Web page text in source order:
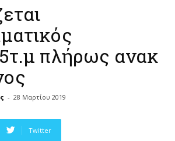
πλήρως ανακ
- 28 Μαρτίου 2019
Twitter